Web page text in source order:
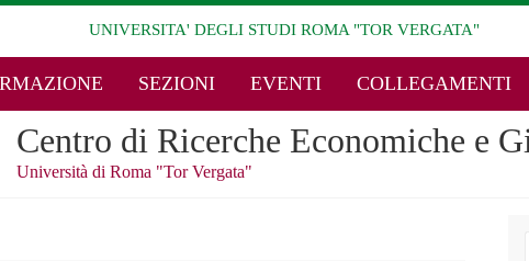
UNIVERSITA' DEGLI STUDI ROMA "TOR VERGATA"
SEZIONI EVENTI COLLEGAMENTI
Centro di Ricerche Economiche e
Università di Roma "Tor Vergata"